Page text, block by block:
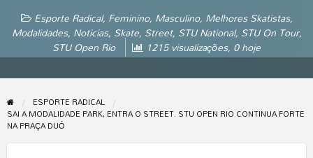
Esporte Radical, Feminino, Masculino, Melhores Skatistas,
Modalidades, Noticias, Skate, Street, STU National, STU On Tour,
STU Open Rio 1215 visualizações, 0 hoje
ESPORTE RADICAL
SAI A MODALIDADE PARK, ENTRA O STREET. STU OPEN RIO CONTINUA FORTE
NA PRAÇA DUÓ